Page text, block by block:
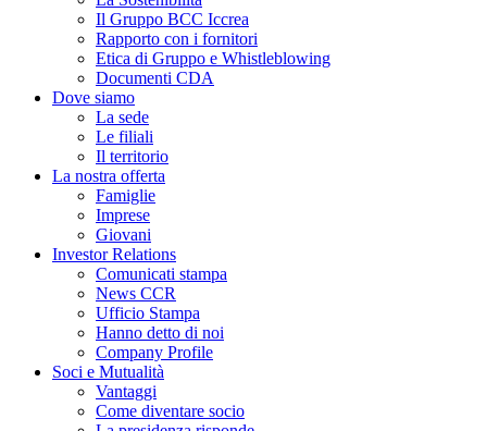
Il Gruppo BCC Iccrea
Rapporto con i fornitori
Etica di Gruppo e Whistleblowing
Documenti CDA
Dove siamo
La sede
Le filiali
Il territorio
La nostra offerta
Famiglie
Imprese
Giovani
Investor Relations
Comunicati stampa
News CCR
Ufficio Stampa
Hanno detto di noi
Company Profile
Soci e Mutualità
Vantaggi
Come diventare socio